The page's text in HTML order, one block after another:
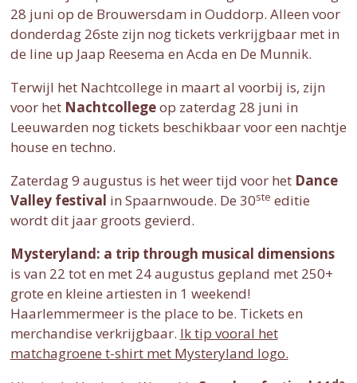
28 juni op de Brouwersdam in Ouddorp. Alleen voor
donderdag 26ste zijn nog tickets verkrijgbaar met in
de line up Jaap Reesema en Acda en De Munnik.
Terwijl het Nachtcollege in maart al voorbij is, zijn
voor het Nachtcollegeop zaterdag 28 juni in
Leeuwarden nog tickets beschikbaar voor een nachtje
house en techno.
Zaterdag 9 augustus is het weer tijd voor het Dance
Valley festival in Spaarnwoude. De 30ste editie
wordt dit jaar groots gevierd.
Mysteryland: a trip through musical dimensions
is van 22 tot en met 24 augustus gepland met 250+
grote en kleine artiesten in 1 weekend!
Haarlemmermeer is the place to be. Tickets en
merchandise verkrijgbaar. Ik tip vooral het
matchagroene t-shirt met Mysteryland logo.